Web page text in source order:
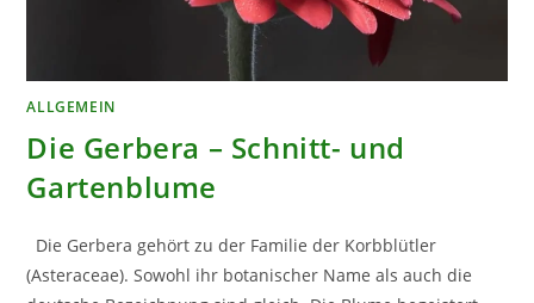
ALLGEMEIN
Die Gerbera – Schnitt- und
Gartenblume
Die Gerbera gehört zu der Familie der Korbblütler
(Asteraceae). Sowohl ihr botanischer Name als auch die